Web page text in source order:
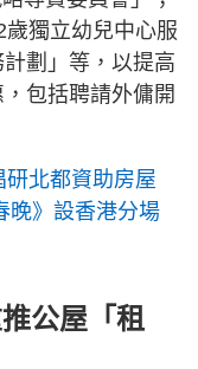
獨立幼兒中心服
劃」等，以提高
包括聘請外傭開
北都資助房屋
晚》設香港分場
公屋「租